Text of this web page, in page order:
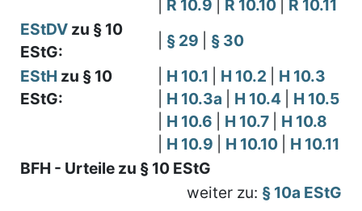
R 10.9 R 10.10
R 10.11
EStDV zu § 10
EStG:
§ 29
§ 30
EStH zu § 10
EStG:
H 10.1 H 10.2
H 10.3
H 10.3a H 10.4
H 10.5
H 10.6 H 10.7
H 10.8
H 10.9 H 10.10
H 10.11
BFH - Urteile zu § 10 EStG
weiter zu: § 10a EStG